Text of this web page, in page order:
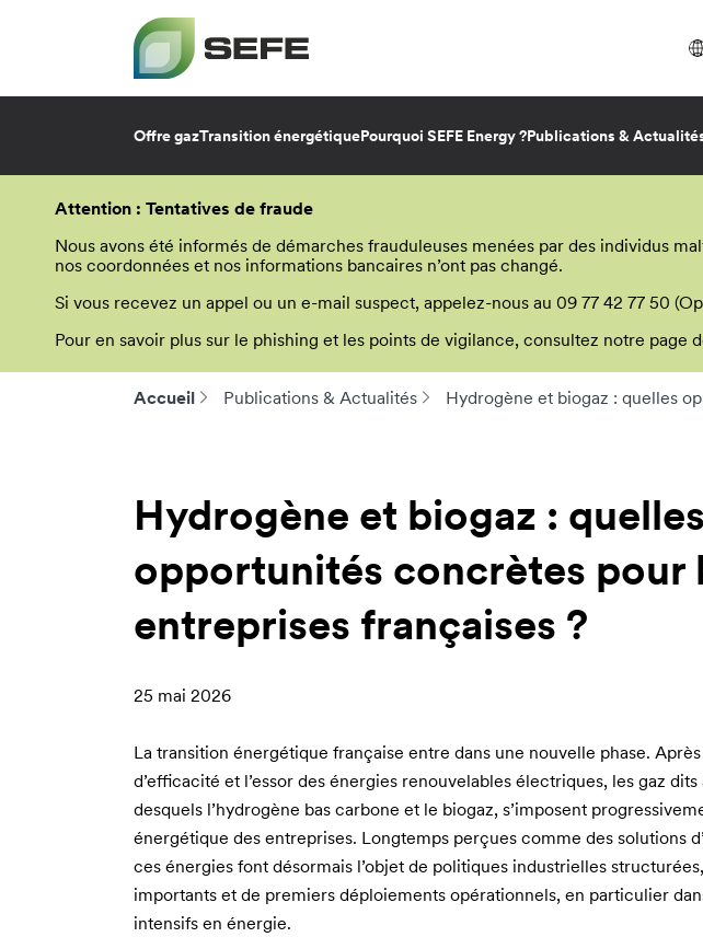
principal
Attention : Tentatives de fraude
Nous avons été informés de démarches frauduleuses menées par des individus
nos coordonnées et nos informations bancaires n’ont pas changé.
Si vous recevez un appel ou un e-mail suspect, appelez-nous au 09 77 42 77 50
Pour en savoir plus sur le phishing et les points de vigilance, consultez notre page
Offre gazTransition énergétiquePourquoi SEFE Energy ?Publications &
Accueil Publications & Actualités Hydrogène et biogaz : quelles
Hydrogène et biogaz : quelles
opportunités concrètes pour
entreprises françaises ?
25 mai 2026
La transition énergétique française entre dans une nouvelle phase.
d’efficacité et l’essor des énergies renouvelables électriques, les gaz
desquels l’hydrogène bas carbone et le biogaz, s’imposent
énergétique des entreprises. Longtemps perçues comme des solutions
ces énergies font désormais l’objet de politiques industrielles
importants et de premiers déploiements opérationnels, en particulier
intensifs en énergie.